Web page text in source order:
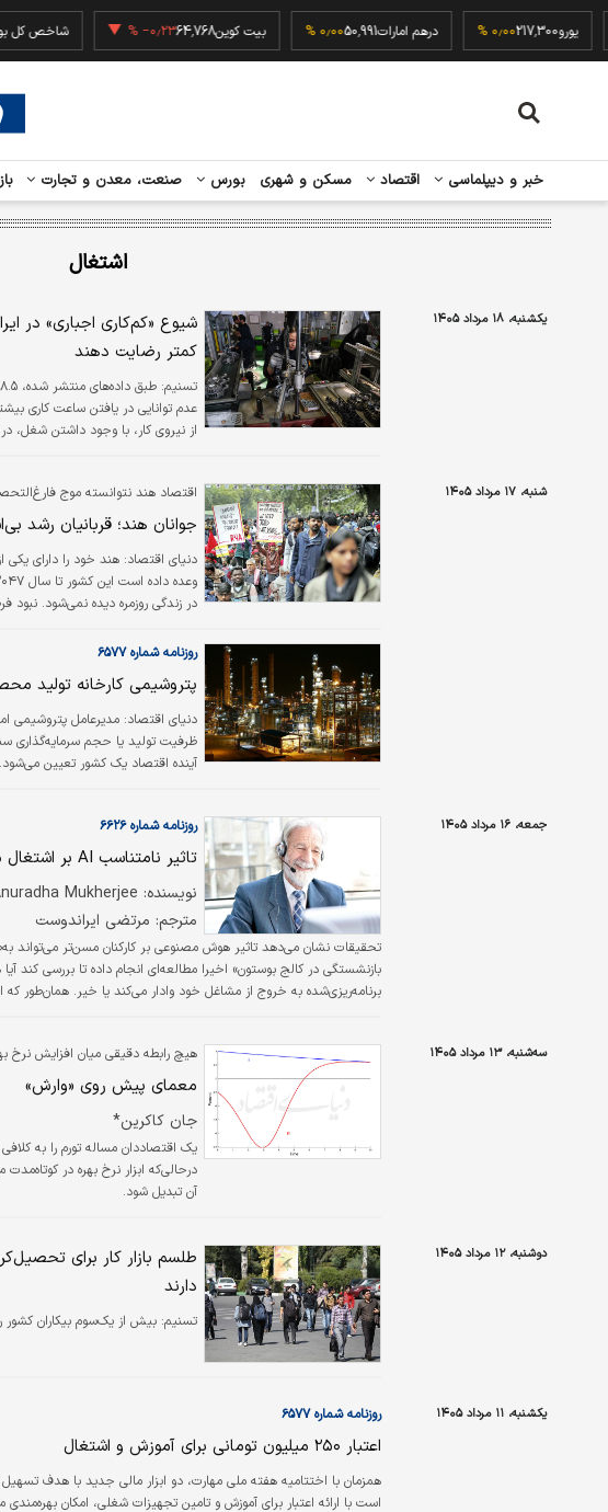
یورو217,300 درهم امارات50,991 بیت کوین64,768‎−۰٫۲۳ %
خبر و دیپلماسی اقتصاد مسکن و شهری بورس صنعت، معدن و تجارت
اشتغال
یکشنبه، ۱۸ مرداد ۱۴۰۵
شیوع «کم‌کاری اجباری» در
کمتر رضایت دهند
تسنیم:
از نیروی کار، با وجود داشتن شغل،
شنبه، ۱۷ مرداد ۱۴۰۵ اقتصاد هند نتوانسته موج
جوانان هند؛ قربانیان رشد
دنیای اقتصاد:
هند خود را
در زندگی روزمره دیده نمی‌شود.
فراتر از بحران آموزشی و به الگوی
روزنامه شماره ۶۵۷۷
پتروشیمی کارخانه تولید
دنیای اقتصاد: مدیرعامل پتروشیمی
ظرفیت تولید یا حجم سرمایه‌گذاری
آینده اقتصاد یک کشور تعیین
جمعه، ۱۶ مرداد ۱۴۰۵ روزنامه شماره ۶۶۲۶
تاثیر نامتناسب AI بر اشتغال مسن‌ترها
نویسنده: Anuradha Mukherjee
مترجم: مرتضی ایراندوست
تحقیقات نشان می‌دهد تاثیر هوش مصنوعی بر کارکنان مسن‌تر می‌تواند
بازنشستگی در کالج بوستون» اخیرا مطالعه‌ای انجام داده تا بررسی کند
برنامه‌ریزی‌شده به خروج از مشاغل خود وادار می‌کند یا خیر. همان‌طور
سه‌شنبه، ۱۳ مرداد ۱۴۰۵ هیچ رابطه دقیقی میان افزایش نرخ
معمای پیش روی «وارش»
جان کاکرین*
یک اقتصاددان مساله تورم را به
درحالی‌که ابزار نرخ بهره در
آن تبدیل شود.
دوشنبه، ۱۲ مرداد ۱۴۰۵
طلسم بازار کار برای
دارند
تسنیم: بیش از یک‌سوم بیکاران کشور
یکشنبه، ۱۱ مرداد ۱۴۰۵ روزنامه شماره ۶۵۷۷
اعتبار ۲۵۰ میلیون تومانی برای آموزش و اشتغال
همزمان با اختتامیه هفته ملی مهارت، دو ابزار مالی جدید با هدف تسهیل
است با ارائه اعتبار برای آموزش و تامین تجهیزات شغلی، امکان